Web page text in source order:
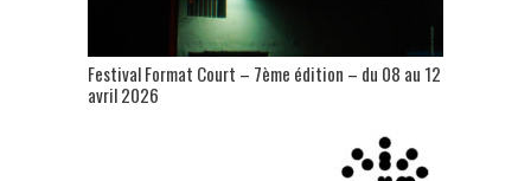
Festival Format Court – 7ème édition – du 08 au 12
avril 2026